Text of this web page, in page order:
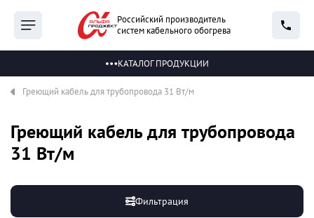
Российский производитель
систем кабельного обогрева
КАТАЛОГ ПРОДУКЦИИ
Греющий кабель для трубопровода 31 Вт/м
Греющий кабель для трубопровода
31 Вт/м
Фильтрация